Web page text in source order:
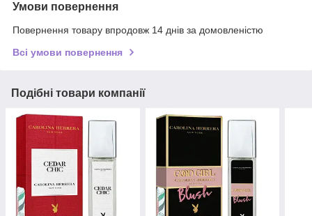
Умови повернення
Повернення товару впродовж 14 днів за домовленістю
Всі умови повернення
Подібні товари компанії